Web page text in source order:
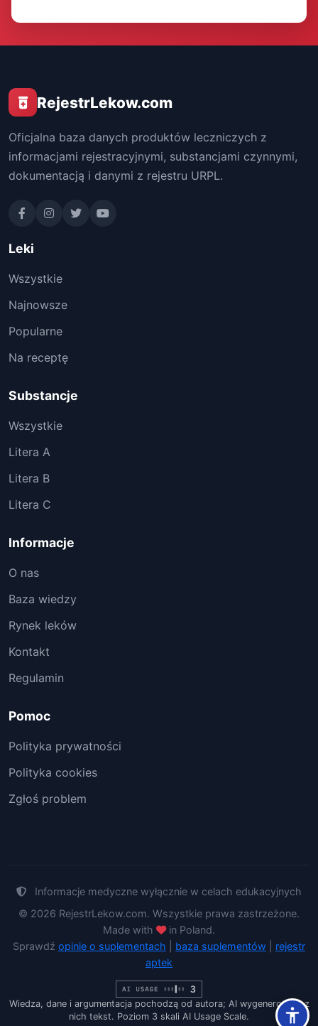
RejestrLekow.com
Oficjalna baza danych produktów leczniczych z
informacjami rejestracyjnymi, substancjami czynnymi,
dokumentacją i danymi z rejestru URPL.
Leki
Wszystkie
Najnowsze
Popularne
Na receptę
Substancje
Wszystkie
Litera A
Litera B
Litera C
Informacje
O nas
Baza wiedzy
Rynek leków
Kontakt
Regulamin
Pomoc
Polityka prywatności
Polityka cookies
Zgłoś problem
Informacje medyczne wyłącznie w celach edukacyjnych
© 2026 RejestrLekow.com. Wszystkie prawa zastrzeżone.
Made with
in Poland.
Sprawdź opinie o suplementach baza suplementów
rejestr
aptek
Wiedza, dane i argumentacja pochodzą od autora; AI wygenerowało z
nich tekst. Poziom 3 skali AI Usage Scale.